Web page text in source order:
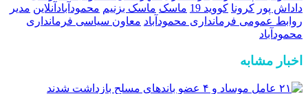
داداش پور کرونا کووید 19 ماسک ماسک بزنیم محمودآبادآنلاین مدیر
روابط عمومی فرمانداری محمودآباد معاون سیاسی فرمانداری
محمودآباد
اخبار مشابه